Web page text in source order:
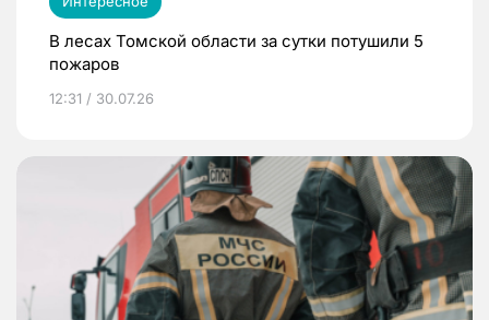
В лесах Томской области за сутки потушили 5
пожаров
12:31 / 30.07.26